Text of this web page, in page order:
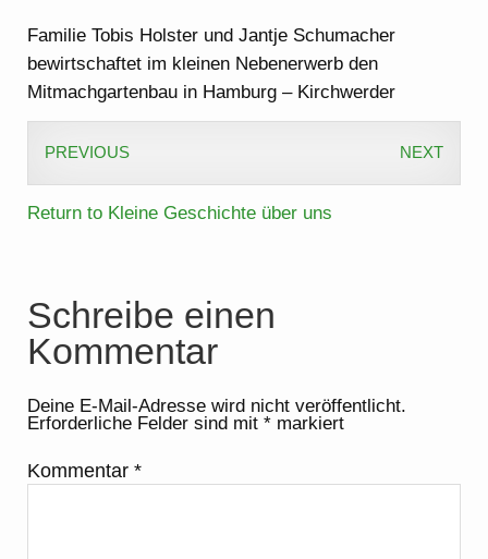
Familie Tobis Holster und Jantje Schumacher
bewirtschaftet im kleinen Nebenerwerb den
Mitmachgartenbau in Hamburg – Kirchwerder
PREVIOUS NEXT
Return to Kleine Geschichte über uns
Schreibe einen
Kommentar
Deine E-Mail-Adresse wird nicht veröffentlicht.
Erforderliche Felder sind mit* markiert
Kommentar*